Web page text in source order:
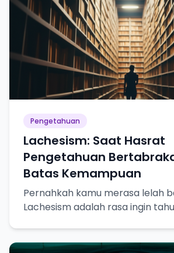
Pengetahuan
Lachesism: Saat Hasrat
Pengetahuan
Batas Kemampuan
Pernahkah kamu merasa lelah
Lachesism adalah rasa ingin